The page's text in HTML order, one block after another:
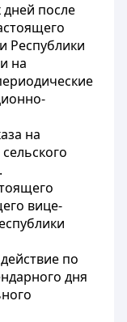
дней после
Республики
на
на
вице-
по
дня